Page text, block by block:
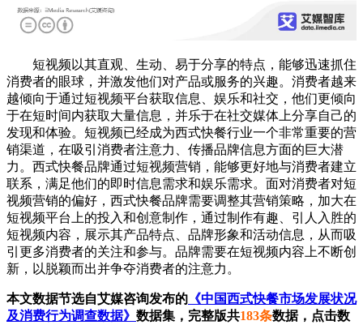
短视频以其直观、生动、易于分享的特点，能够迅速抓住
消费者的眼球，并激发他们对产品或服务的兴趣。消费者越来
越倾向于通过短视频平台获取信息、娱乐和社交，他们更倾向
于在短时间内获取大量信息，并乐于在社交媒体上分享自己的
发现和体验。短视频已经成为西式快餐行业一个非常重要的营
销渠道，在吸引消费者注意力、传播品牌信息方面的巨大潜
力。西式快餐品牌通过短视频营销，能够更好地与消费者建立
联系，满足他们的即时信息需求和娱乐需求。面对消费者对短
视频营销的偏好，西式快餐品牌需要调整其营销策略，加大在
短视频平台上的投入和创意制作，通过制作有趣、引人入胜的
短视频内容，展示其产品特点、品牌形象和活动信息，从而吸
引更多消费者的关注和参与。品牌需要在短视频内容上不断创
新，以脱颖而出并争夺消费者的注意力。
本文数据节选自艾媒咨询发布的 《中国西式快餐市场发展状况
及消费行为调查数据》 数据集，完整版共183条数据，点击数